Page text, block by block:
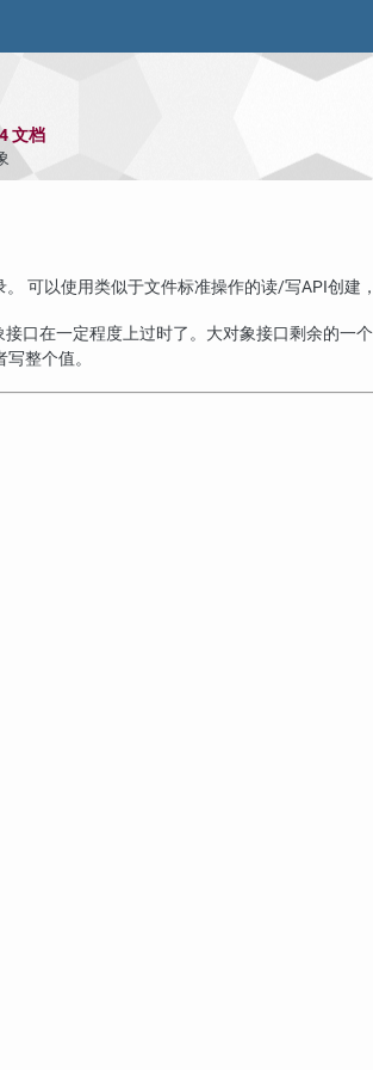
文档
。 可以使用类似于文件标准操作的读/写API创建
口在一定程度上过时了。大对象接口剩余的一
整个值。